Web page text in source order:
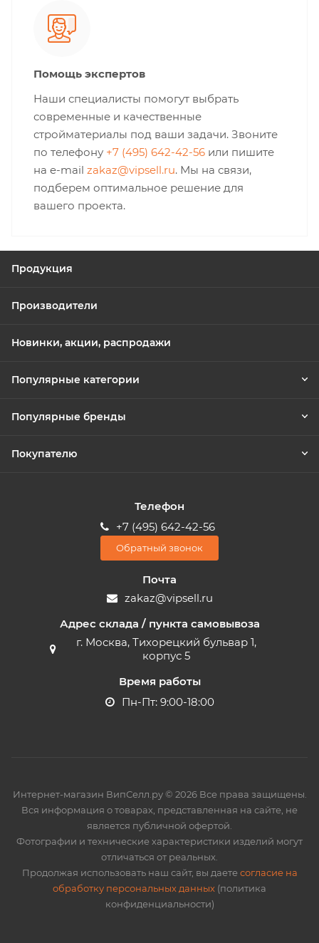
Помощь экспертов
Наши специалисты помогут выбрать
современные и качественные
стройматериалы под ваши задачи. Звоните
по телефону +7 (495) 642-42-56 или пишите
на e-mail zakaz@vipsell.ru. Мы на связи,
подберем оптимальное решение для
вашего проекта.
Продукция
Производители
Новинки, акции, распродажи
Популярные категории
Популярные бренды
Покупателю
Телефон
+7 (495) 642-42-56
Обратный звонок
Почта
zakaz@vipsell.ru
Адрес склада / пункта самовывоза
г. Москва, Тихорецкий бульвар 1,
корпус 5
Время работы
Пн-Пт: 9:00-18:00
Интернет-магазин ВипСелл.ру © 2026 Все права защищены.
Вся информация о товарах, представленная на сайте, не
является публичной офертой.
Фотографии и технические характеристики изделий могут
отличаться от реальных.
Продолжая использовать наш сайт, вы даетесогласие на
обработку персональных данных (политика
конфиденциальности)